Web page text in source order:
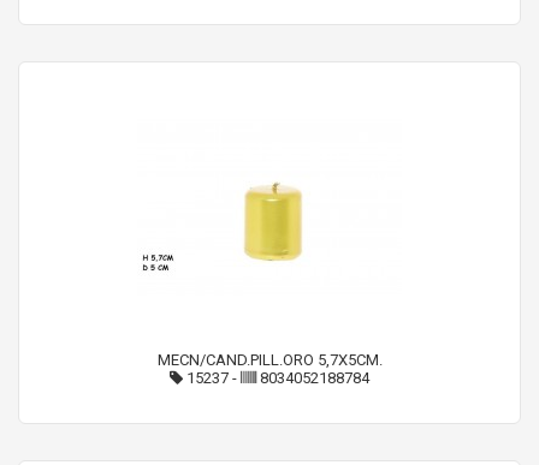
MECN/CAND.PILL.ORO 5,7X5CM.
15237 - 8034052188784